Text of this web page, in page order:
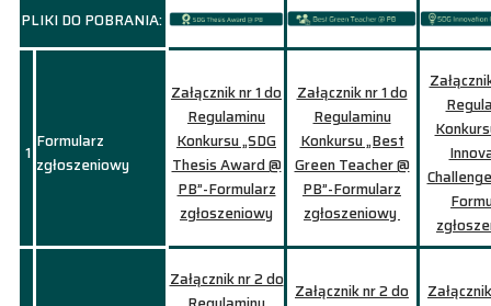
PLIKI DO POBRANIA:
1
Formularz
zgłoszeniowy
Załącznik nr 1 do
Regulaminu
Konkursu „SDG
Thesis Award @
PB”-Formularz
zgłoszeniowy
Załącznik nr 1 do
Regulaminu
Konkursu „Best
Green Teacher @
PB”-Formularz
zgłoszeniowy
Załącznik nr 2 do
Załącznik nr 2 do